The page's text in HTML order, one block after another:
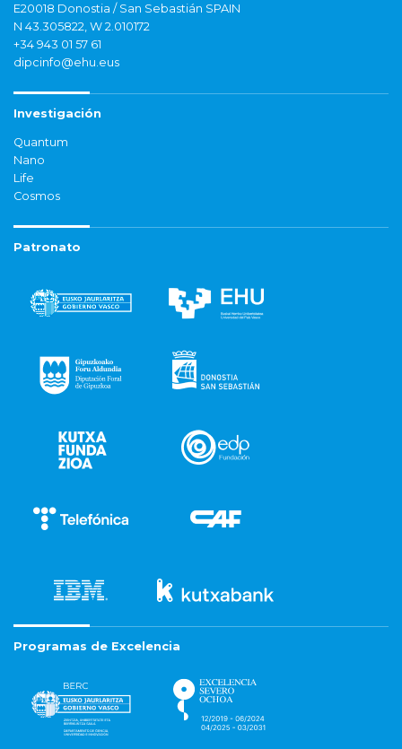
E20018 Donostia / San Sebastián SPAIN
N 43.305822, W 2.010172
+34 943 01 57 61
dipcinfo@ehu.eus
Investigación
Quantum
Nano
Life
Cosmos
Patronato
Programas de Excelencia